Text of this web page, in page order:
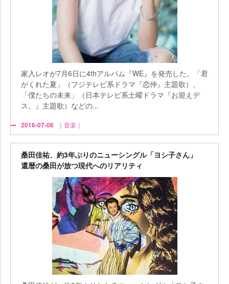
家入レオが7月6日に4thアルバム『WE』を発売した。「君
がくれた夏」（フジテレビ系ドラマ『恋仲』主題歌）、
「僕たちの未来」（日本テレビ系土曜ドラマ『お迎えデ
ス。』主題歌）などの...
2016-07-06 ｜音楽｜
桑田佳祐、約3年ぶりのニューシングル「ヨシ子さん」
還暦の桑田が放つ現代へのリアリティ